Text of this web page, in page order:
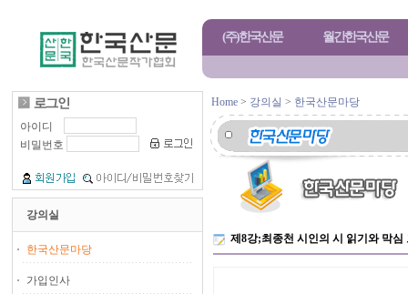
(주)한국산문 월간한국산문
아이디
비밀번호
강의실
한국산문마당
가입인사
Home > 강의실 > 한국산문마당
제8강;최종천 시인의 시 읽기와 막